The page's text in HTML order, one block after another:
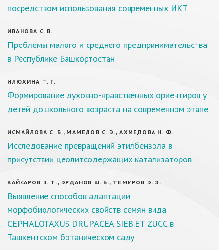
посредством использования современных ИКТ
ИВАНОВА С. В.
Проблемы малого и среднего предпринимательства
в Республике Башкортостан
ИЛЮХИНА Т. Г.
Формирование духовно-нравственных ориентиров у
детей дошкольного возраста на современном этапе
ИСМАЙЛОВА С. Б., МАМЕДОВ С. Э., АХМЕДОВА Н. Ф.
Исследование превращений этилбензола в
присутствии цеолитсодержащих катализаторов
КАЙСАРОВ В. Т., ЭРДАНОВ Ш. Б., ТЕМИРОВ Э. Э.
Выявление способов адаптации
морфобиологических свойств семян вида
CEPHALOTAXUS DRUPACEA SIEB.ET ZUCC в
Ташкентском ботаническом саду